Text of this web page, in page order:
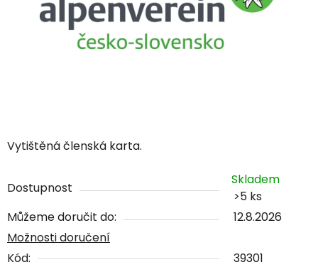
Vytištěná členská karta.
Dostupnost
Skladem
>5 ks
Můžeme doručit do:
12.8.2026
Možnosti doručení
Kód:
39301